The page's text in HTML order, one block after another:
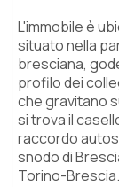
L'immobile è
situato nella
bresciana,
profilo dei
che gravitano
si trova il
raccordo
snodo di
Torino-Brescia.